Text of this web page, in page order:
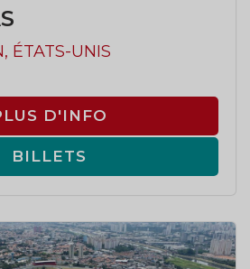
ÉTATS-UNIS
D'INFO
BILLETS